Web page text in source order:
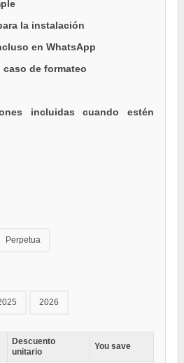
la instalación
en WhatsApp
caso de formateo
incluidas cuando estén
Perpetua
2026
Descuento
unitario
You save